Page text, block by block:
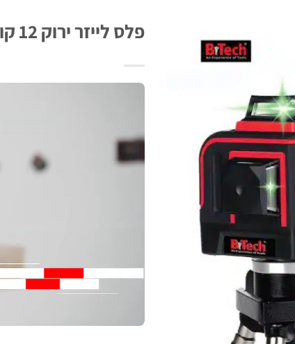
פלס לייזר ירוק 12 קווים 3D-CUBE מבית B.Tech